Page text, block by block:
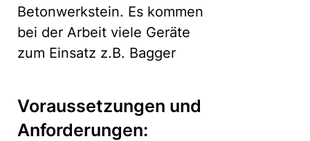
Betonwerkstein. Es kommen
bei der Arbeit viele Geräte
zum Einsatz z.B. Bagger
Voraussetzungen und
Anforderungen: